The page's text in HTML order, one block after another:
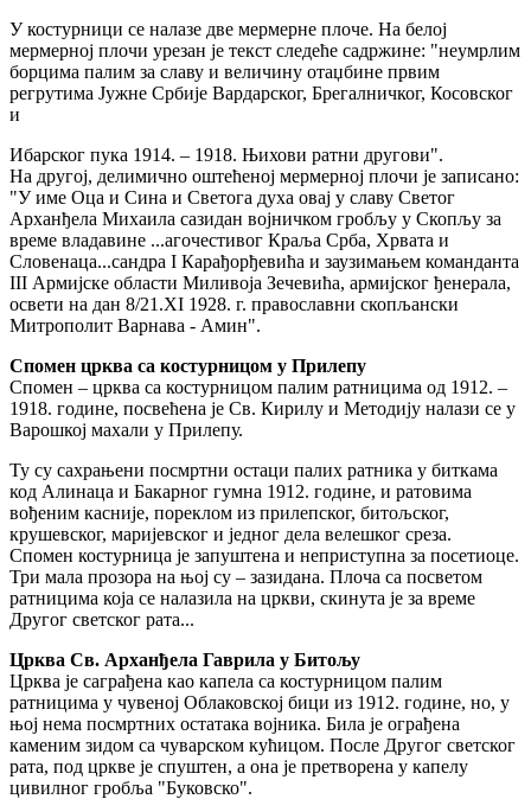
У костурници се налазе две мермерне плоче. На белој
мермерној плочи урезан је текст следеће садржине: "неумрлим
борцима палим за славу и величину отаџбине првим
регрутима Јужне Србије Вардарског, Брегалничког, Косовског
и
Ибарског пука 1914. – 1918. Њихови ратни другови".
На другој, делимично оштећеној мермерној плочи је записано:
"У име Оца и Сина и Светога духа овај у славу Светог
Арханђела Михаила сазидан војничком гробљу у Скопљу за
време владавине ...агочестивог Краља Срба, Хрвата и
Словенаца...сандра I Карађорђевића и заузимањем команданта
III Армијске области Миливоја Зечевића, армијског ђенерала,
освети на дан 8/21.XI 1928. г. православни скопљански
Митрополит Варнава - Амин".
Спомен црква са костурницом у Прилепу
Спомен – црква са костурницом палим ратницима од 1912. –
1918. године, посвећена је Св. Кирилу и Методију налази се у
Варошкој махали у Прилепу.
Ту су сахрањени посмртни остаци палих ратника у биткама
код Алинаца и Бакарног гумна 1912. године, и ратовима
вођеним касније, пореклом из прилепског, битољског,
крушевског, маријевског и једног дела велешког среза.
Спомен костурница је запуштена и неприступна за посетиоце.
Три мала прозора на њој су – зазидана. Плоча са посветом
ратницима која се налазила на цркви, скинута је за време
Другог светског рата...
Црква Св. Арханђела Гаврила у Битољу
Црква је саграђена као капела са костурницом палим
ратницима у чувеној Облаковској бици из 1912. године, но, у
њој нема посмртних остатака војника. Била је ограђена
каменим зидом са чуварском кућицом. После Другог светског
рата, под цркве је спуштен, а она је претворена у капелу
цивилног гробља "Буковско".